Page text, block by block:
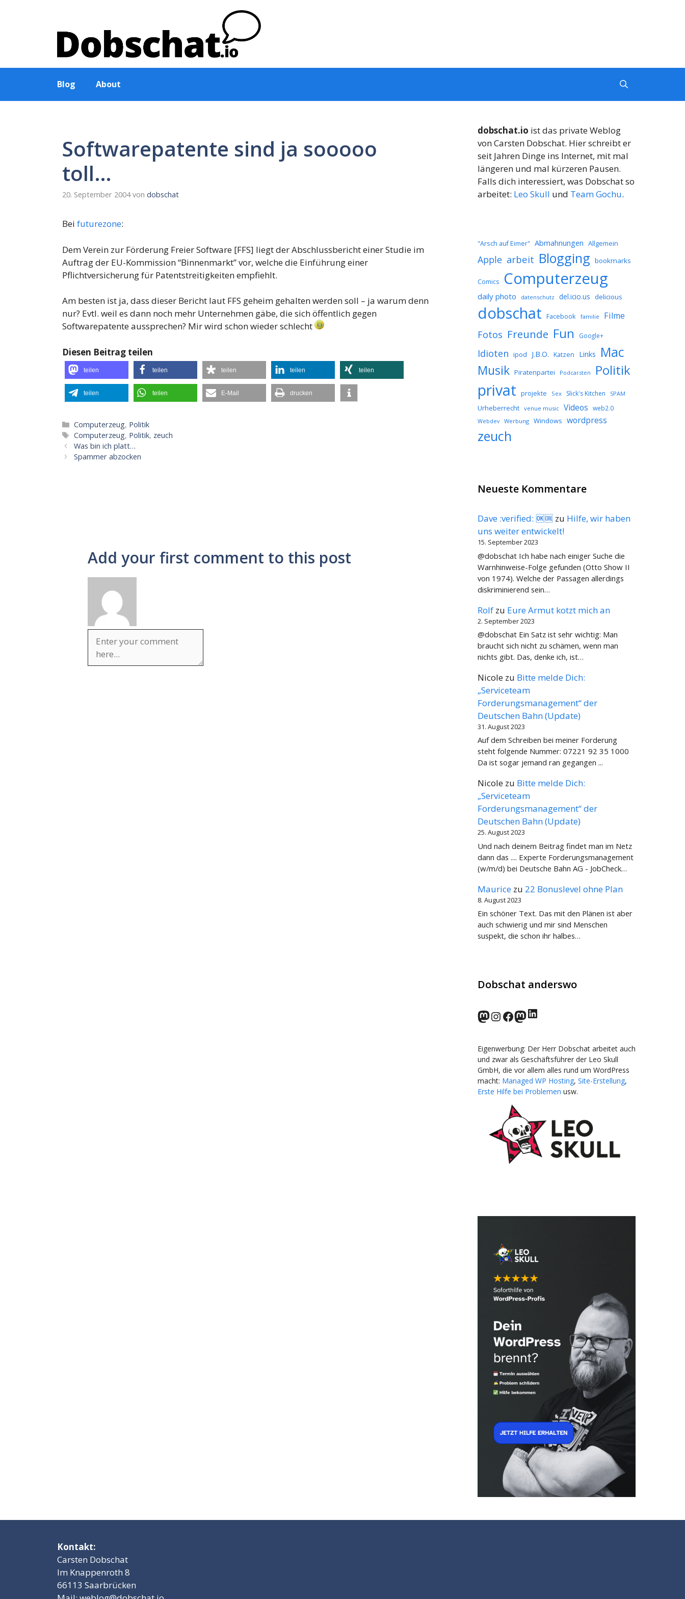
Blog About
Softwarepatente sind ja sooooo
toll…
20. September 2004 von dobschat
Bei futurezone:
Dem Verein zur Förderung Freier Software [FFS] liegt der Abschlussbericht einer Studie im
Auftrag der EU-Kommission “Binnenmarkt” vor, welche die Einführung einer
Pflichtversicherung für Patentstreitigkeiten empfiehlt.
Am besten ist ja, dass dieser Bericht laut FFS geheim gehalten werden soll – ja warum denn
nur? Evtl. weil es dann noch mehr Unternehmen gäbe, die sich öffentlich gegen
Softwarepatente aussprechen? Mir wird schon wieder schlecht
Diesen Beitrag teilen
teilen teilen teilen teilen teilen
teilen teilen E-Mail drucken
Kategorien
Computerzeug, Politik
Schlagwörter
Computerzeug, Politik, zeuch
Was bin ich platt…
Spammer abzocken
Add your first comment to this post
dobschat.io ist das private Weblog
von Carsten Dobschat. Hier schreibt er
seit Jahren Dinge ins Internet, mit mal
längeren und mal kürzeren Pausen.
Falls dich interessiert, was Dobschat so
arbeitet: Leo Skull und Team Gochu.
"Arsch auf Eimer" Abmahnungen Allgemein
Apple arbeit Blogging bookmarks
Comics Computerzeug
daily photo datenschutz del.icio.us delicious
dobschat Facebook familie Filme
Fotos Freunde Fun Google+
Idioten ipod J.B.O. Katzen Links Mac
Musik Piratenpartei Podcarsten Politik
privat projekte Sex Slick's Kitchen SPAM
Urheberrecht venue music Videos web2.0
Webdev Werbung Windows wordpress
zeuch
Neueste Kommentare
Dave :verified: 🆗🆒 zu Hilfe, wir haben
uns weiter entwickelt!
15. September 2023
@dobschat Ich habe nach einiger Suche die
Warnhinweise-Folge gefunden (Otto Show II
von 1974). Welche der Passagen allerdings
diskriminierend sein…
Rolf zu Eure Armut kotzt mich an
2. September 2023
@dobschat Ein Satz ist sehr wichtig: Man
braucht sich nicht zu schämen, wenn man
nichts gibt. Das, denke ich, ist…
Nicole zu Bitte melde Dich:
„Serviceteam
Forderungsmanagement“ der
Deutschen Bahn (Update)
31. August 2023
Auf dem Schreiben bei meiner Forderung
steht folgende Nummer: 07221 92 35 1000
Da ist sogar jemand ran gegangen ...
Nicole zu Bitte melde Dich:
„Serviceteam
Forderungsmanagement“ der
Deutschen Bahn (Update)
25. August 2023
Und nach deinem Beitrag findet man im Netz
dann das .... Experte Forderungsmanagement
(w/m/d) bei Deutsche Bahn AG - JobCheck…
Maurice zu 22 Bonuslevel ohne Plan
8. August 2023
Ein schöner Text. Das mit den Plänen ist aber
auch schwierig und mir sind Menschen
suspekt, die schon ihr halbes…
Dobschat anderswo
norden.social
Instagram
Facebook
wp-punks.social
LinkedIn
Eigenwerbung: Der Herr Dobschat arbeitet auch
und zwar als Geschäftsführer der Leo Skull
GmbH, die vor allem alles rund um WordPress
macht: Managed WP Hosting, Site-Erstellung,
Erste Hilfe bei Problemen usw.
Kontakt:
Carsten Dobschat
Im Knappenroth 8
66113 Saarbrücken